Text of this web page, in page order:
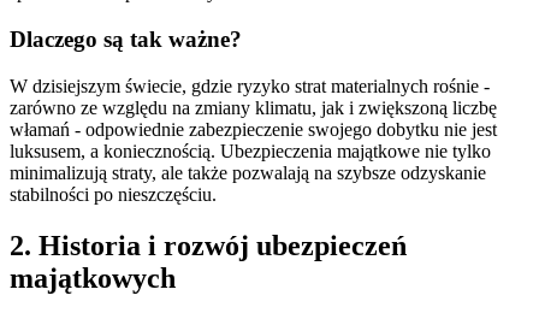
Dlaczego są tak ważne?
W dzisiejszym świecie, gdzie ryzyko strat materialnych rośnie -
zarówno ze względu na zmiany klimatu, jak i zwiększoną liczbę
włamań - odpowiednie zabezpieczenie swojego dobytku nie jest
luksusem, a koniecznością. Ubezpieczenia majątkowe nie tylko
minimalizują straty, ale także pozwalają na szybsze odzyskanie
stabilności po nieszczęściu.
2. Historia i rozwój ubezpieczeń
majątkowych